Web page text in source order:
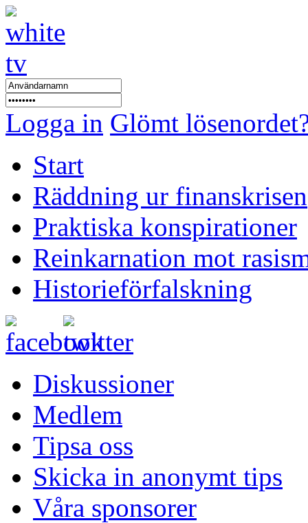
Logga in Glömt
Start
Räddning ur finanskrisen
Praktiska konspirationer
Reinkarnation mot
Historieförfalskning
Diskussioner
Medlem
Tipsa oss
Skicka in anonymt tips
Våra sponsorer